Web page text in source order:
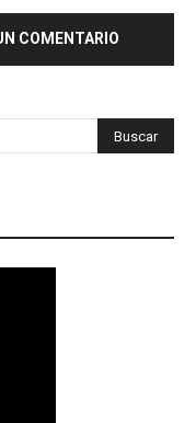
COMENTARIO